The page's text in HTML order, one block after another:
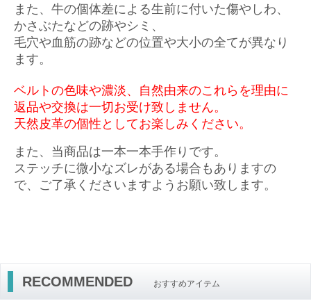
また、牛の個体差による生前に付いた傷やしわ、
かさぶたなどの跡やシミ、
毛穴や血筋の跡などの位置や大小の全てが異なり
ます。
ベルトの色味や濃淡、自然由来のこれらを理由に
返品や交換は一切お受け致しません。
天然皮革の個性としてお楽しみください。
また、当商品は一本一本手作りです。
ステッチに微小なズレがある場合もありますの
で、ご了承くださいますようお願い致します。
RECOMMENDED おすすめアイテム